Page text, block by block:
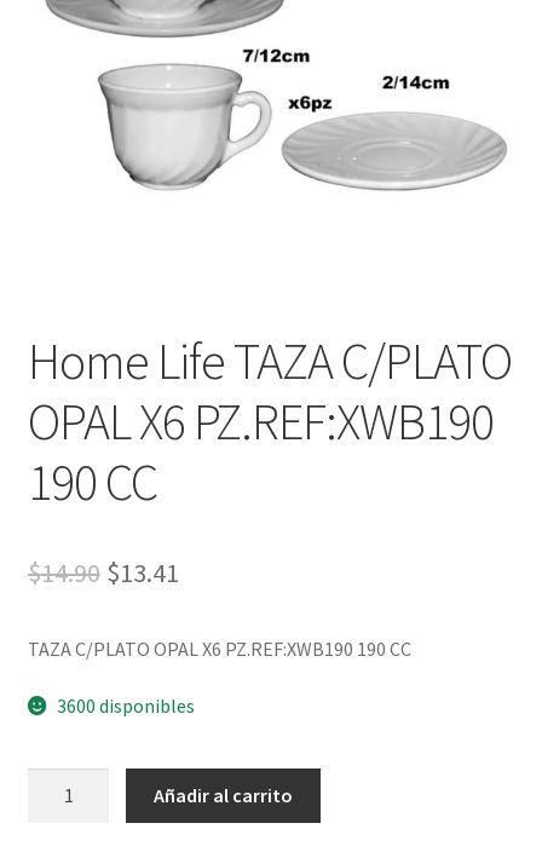
Home Life TAZA C/PLATO
OPAL X6 PZ.REF:XWB190
190 CC
$14.90 $13.41
TAZA C/PLATO OPAL X6 PZ.REF:XWB190 190 CC
3600 disponibles
Añadir al carrito